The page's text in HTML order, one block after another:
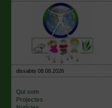
dissabte 08.08.2026
Qui som
Projectes